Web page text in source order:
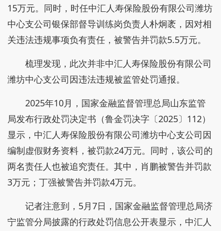
15万元。同时，时任中汇人寿保险股份有限公司潍坊
中心支公司银保部督导训练岗负责人朴炯袤，因对相
关违法违规事项负有责任，被警告并罚款5.5万元。
梳理发现，此次并非中汇人寿保险股份有限公司
潍坊中心支公司因违法违规被监管处罚通报。
2025年10月，国家金融监督管理总局山东监管
局发布行政处罚决定书（鲁金罚决字〔2025〕112）
显示，中汇人寿保险股份有限公司潍坊中心支公司因
编制虚假财务资料，被罚款24万元。同时，该公司的
两名责任人也被追究责任。其中，肖鹏被警告并罚款
3万元；丁强被警告并罚款4万元。
记者注意到，5月7日，国家金融监督管理总局济
宁监管分局披露的行政处罚信息公开表显示，中汇人